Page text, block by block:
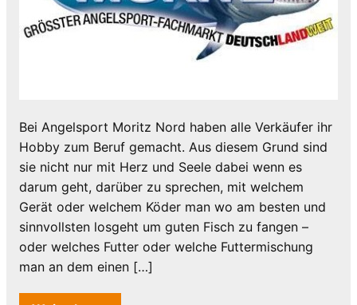
Bei Angelsport Moritz Nord haben alle Verkäufer ihr
Hobby zum Beruf gemacht. Aus diesem Grund sind
sie nicht nur mit Herz und Seele dabei wenn es
darum geht, darüber zu sprechen, mit welchem
Gerät oder welchem Köder man wo am besten und
sinnvollsten losgeht um guten Fisch zu fangen –
oder welches Futter oder welche Futtermischung
man an dem einen […]